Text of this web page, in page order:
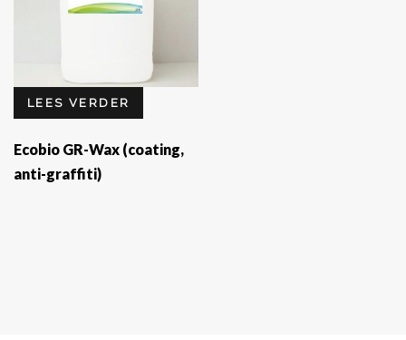
LEES VERDER
Ecobio GR-Wax (coating,
anti-graffiti)